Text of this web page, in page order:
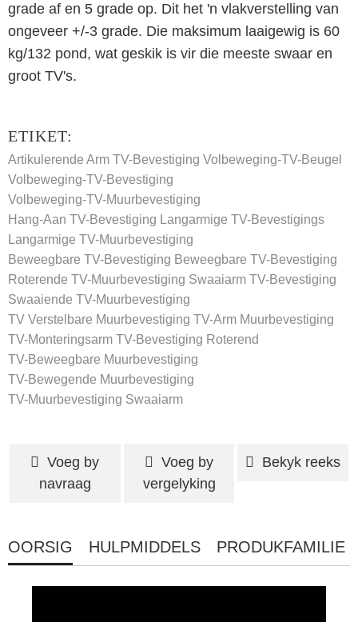
grade af en 5 grade op. Dit het 'n vlakverstelling van
ongeveer +/-3 grade. Die maksimum laaigewig is 60
kg/132 ​​pond, wat geskik is vir die meeste swaar en
groot TV's.
ETIKET:
Artikulerende Arm TV-Bevestiging Volbeweging-TV-Beugel
Volbeweging-TV-Bevestiging
Volbeweging-TV-Muurbevestiging
Hang-Aan TV-Bevestiging Langarmige TV-Bevestigings
Langarmige TV-Muurbevestiging
Beweegbare TV-Bevestiging Beweegbare TV-Bevestiging
Roterende TV-Muurbevestiging Swaaiarm TV-Bevestiging
Swaaiende TV-Muurbevestiging
TV Verstelbare Muurbevestiging TV-Arm Muurbevestiging
TV-Monteringsarm TV-Bevestiging Roterend
TV-Beweegbare Muurbevestiging
TV-Bewegende Muurbevestiging
TV-Muurbevestiging Swaaiarm
Voeg by
navraag
Voeg by
vergelyking
Bekyk reeks
OORSIG HULPMIDDELS PRODUKFAMILIE